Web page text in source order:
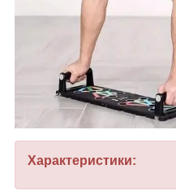
Характеристики: